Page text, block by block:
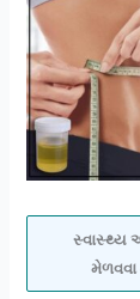
સ્વાસ્થ્ય